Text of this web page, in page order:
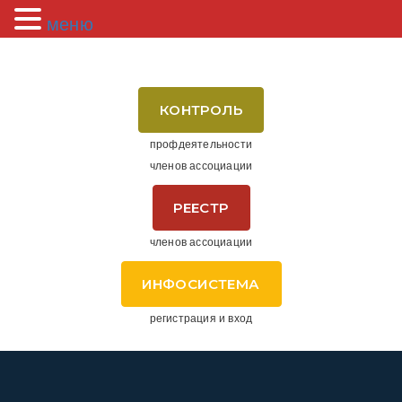
КОНТРОЛЬ
профдеятельности
членов ассоциации
РЕЕСТР
членов ассоциации
ИНФОСИСТЕМА
регистрация и вход
меню